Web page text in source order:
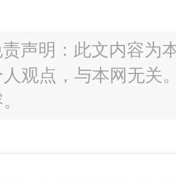
声明：此文内容为
观点，与本网无关